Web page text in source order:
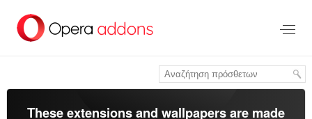
στο
κύριο
These extensions and wallpapers are made